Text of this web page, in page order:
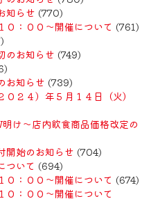
知らせ (770)
０：００～開催について (761)
のお知らせ (749)
お知らせ (739)
０２４）年５月１４日（火）
け〜店内飲食商品価格改定の
開始のお知らせ (704)
ついて (694)
０：００～開催について (674)
０：００～開催について